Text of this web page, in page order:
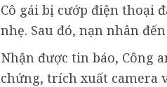
Cô gái bị cướp điện thoại
nhẹ. Sau đó, nạn nhân
Nhận được tin báo, Công
chứng, trích xuất camera